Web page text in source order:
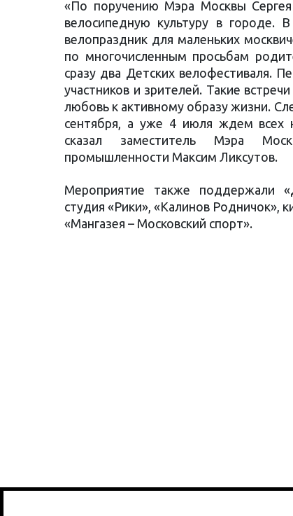
«По поручению Мэра Москвы
велосипедную культуру в
велопраздник для маленьких
по многочисленным просьбам
сразу два Детских велофестиваля.
участников и зрителей. Такие
любовь к активному образу жизни.
сентября, а уже 4 июля ждем всех
сказал заместитель Мэра
промышленности Максим Ликсутов.
Мероприятие также поддержали
студия «Рики», «Калинов Родничок»,
«Мангазея – Московский спорт».